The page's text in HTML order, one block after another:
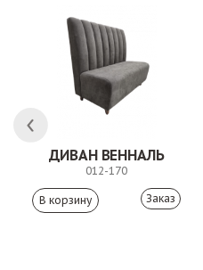
ДИВАН ВЕННАЛЬ
012-170
Заказ